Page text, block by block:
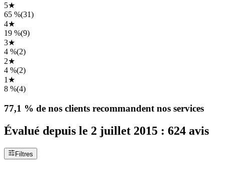
5★
65 %(31)
4★
19 %(9)
3★
4 %(2)
2★
4 %(2)
1 ★
8 %(4)
77,1 % de nos clients recommandent nos services
Évalué depuis le 2 juillet 2015 : 624 avis
Filtres